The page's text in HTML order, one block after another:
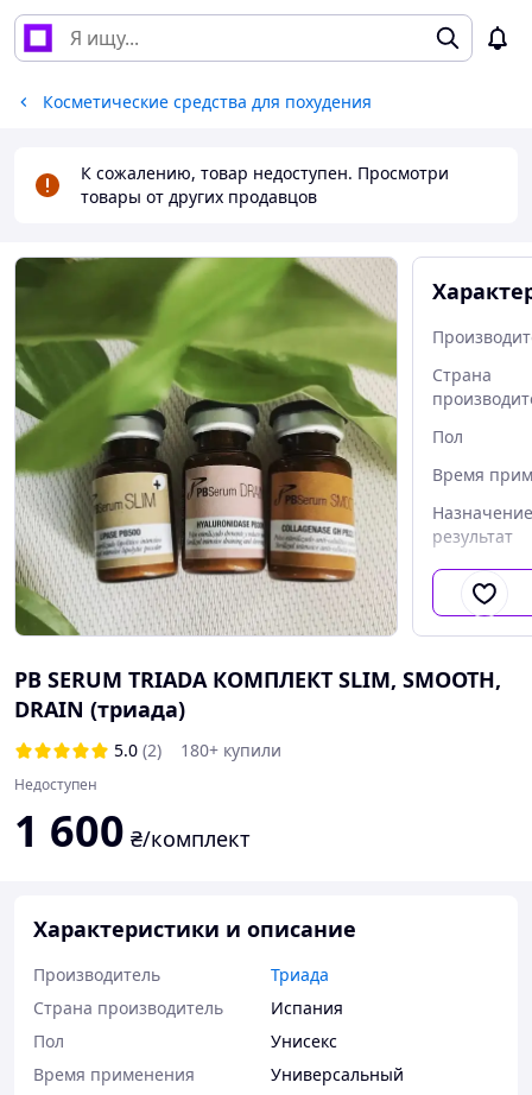
Косметические средства для похудения
К сожалению, товар недоступен. Просмотри
товары от других продавцов
Страна
Пол
Время
результат
PB SERUM TRIADA КОМПЛЕКТ SLIM, SMOOTH,
DRAIN (триада)
5.0 (2) 180+ купили
Недоступен
1 600 ₴/комплект
Характеристики и описание
Производитель
Триада
Страна производитель
Испания
Пол
Унисекс
Время применения
Универсальный